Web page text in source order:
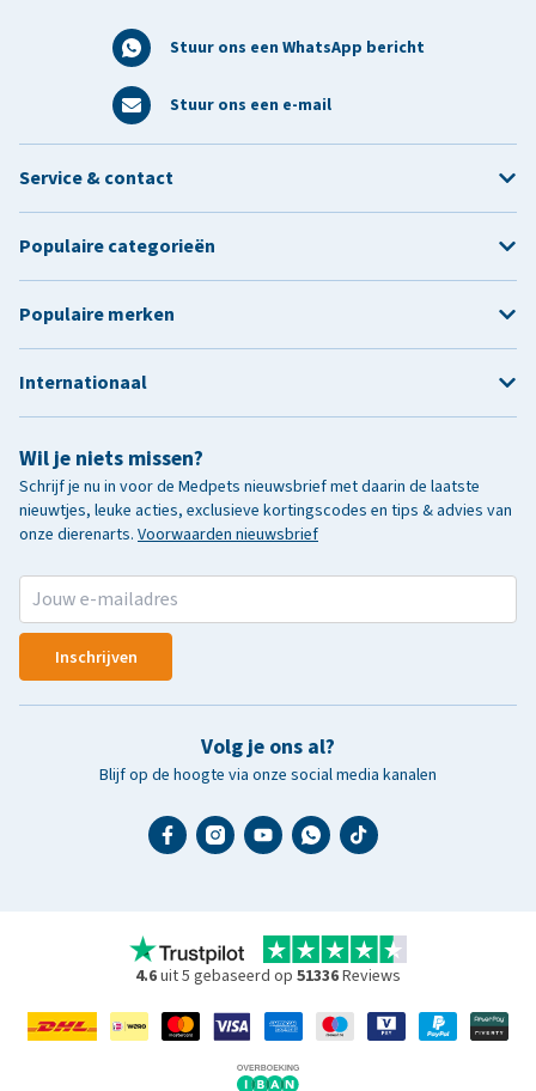
Stuur ons een WhatsApp bericht
Stuur ons een e-mail
Wil je niets missen?
Schrijf je nu in voor de Medpets nieuwsbrief met daarin de laatste
nieuwtjes, leuke acties, exclusieve kortingscodes en tips & advies van
onze dierenarts. Voorwaarden nieuwsbrief
Inschrijven
Volg je ons al?
Blijf op de hoogte via onze social media kanalen
Service & contact
Populaire categorieën
Populaire merken
Internationaal
4.6uit 5 gebaseerd op 51336Reviews